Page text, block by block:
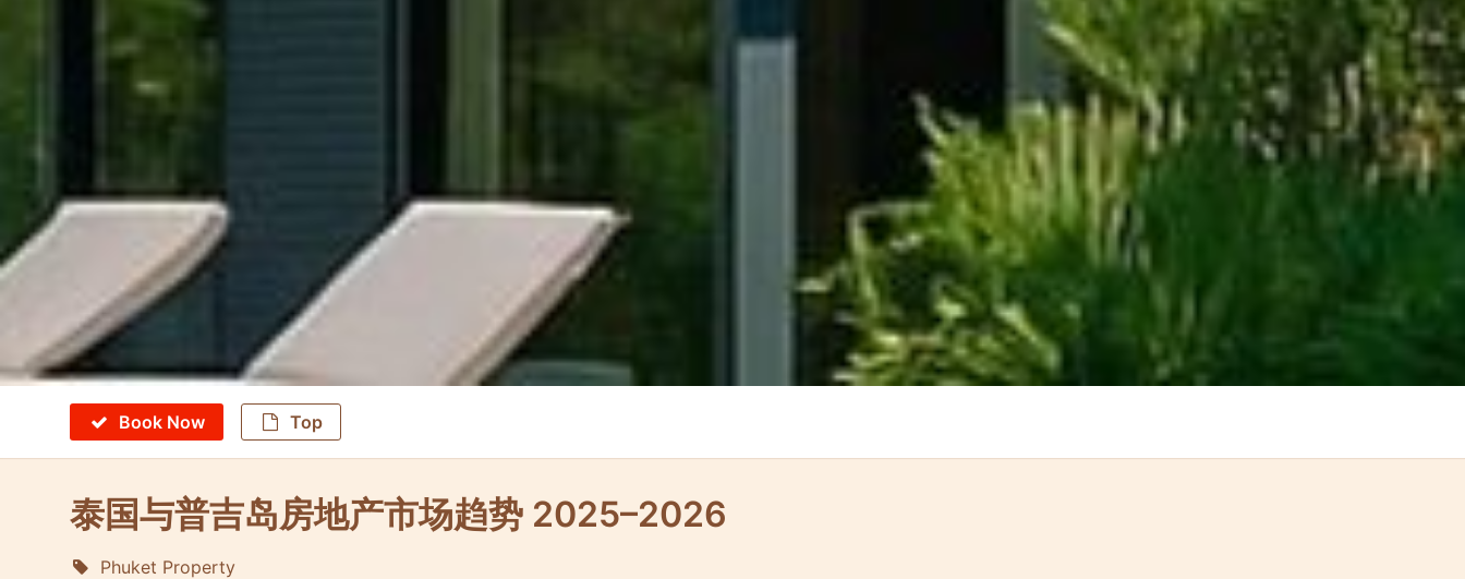
Book Now Top
泰国与普吉岛房地产市场趋势 2025–2026
Phuket Property